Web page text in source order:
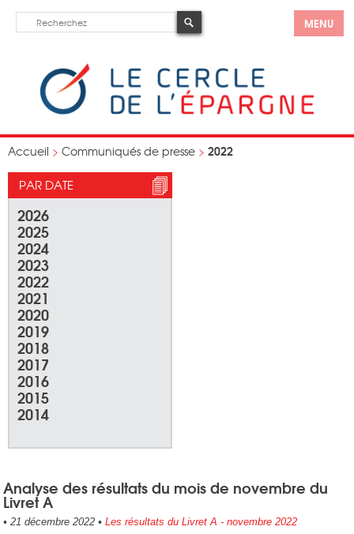
MENU
Accueil > Communiqués de presse > 2022
PAR DATE
2026
2025
2024
2023
2022
2021
2020
2019
2018
2017
2016
2015
2014
Analyse des résultats du mois de novembre du
Livret A
• 21 décembre 2022• Les résultats du Livret A - novembre 2022